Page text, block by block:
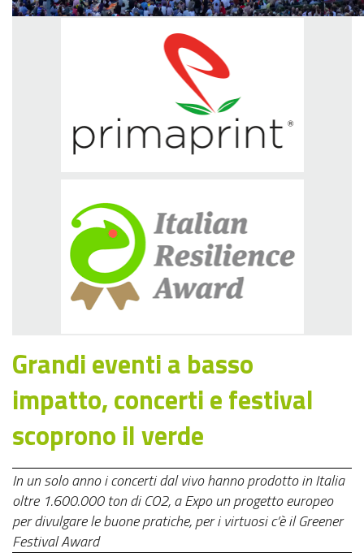
Grandi eventi a basso
impatto, concerti e festival
scoprono il verde
In un solo anno i concerti dal vivo hanno prodotto in Italia
oltre 1.600.000 ton di CO2, a Expo un progetto europeo
per divulgare le buone pratiche, per i virtuosi c’è il Greener
Festival Award